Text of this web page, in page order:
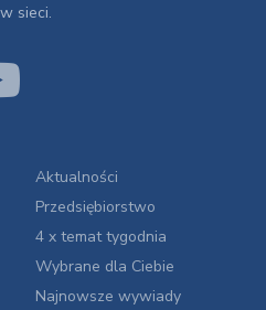
sieci.
Aktualności
Przedsiębiorstwo
4 x temat tygodnia
Wybrane dla Ciebie
Najnowsze wywiady